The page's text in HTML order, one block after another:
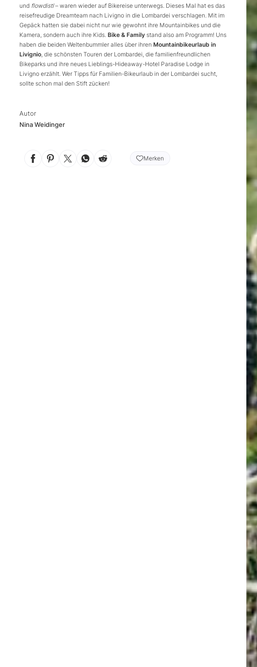
und flowdistl– waren wieder auf Bikereise unterwegs. Dieses Mal hat es das
reisefreudige Dreamteam nach Livigno in die Lombardei verschlagen. Mit im
Gepäck hatten sie dabei nicht nur wie gewohnt ihre Mountainbikes und die
Kamera, sondern auch ihre Kids. Bike & Family stand also am Programm! Uns
haben die beiden Weltenbummler alles über ihren Mountainbikeurlaub in
Livignio , die schönsten Touren der Lombardei, die familienfreundlichen
Bikeparks und ihre neues Lieblings-Hideaway-Hotel Paradise Lodge in
Livigno erzählt. Wer Tipps für Familien-Bikeurlaub in der Lombardei sucht,
sollte schon mal den Stift zücken!
Autor
Nina Weidinger
Merken